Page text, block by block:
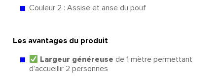
Couleur 2 : Assise et anse du pouf
Les avantages du produit
Largeur généreuse de 1 mètre permettant
d’accueillir 2 personnes